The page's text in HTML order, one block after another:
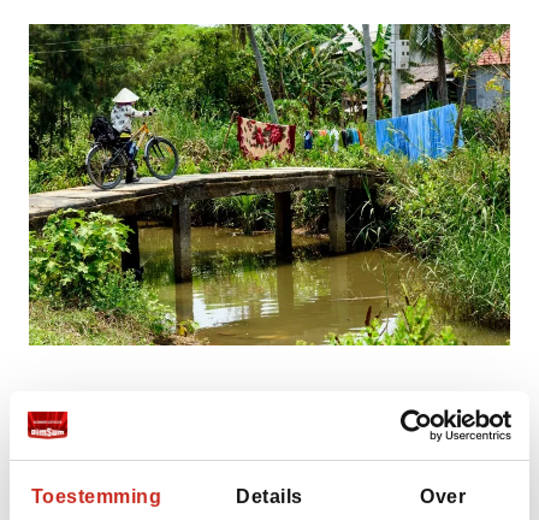
Toestemming Details Over
Niet alleen in het noorden van Vietnam vind je
rijstvelden, ook in het centrale deel van het
minder indrukwekkend dan in het Noorden